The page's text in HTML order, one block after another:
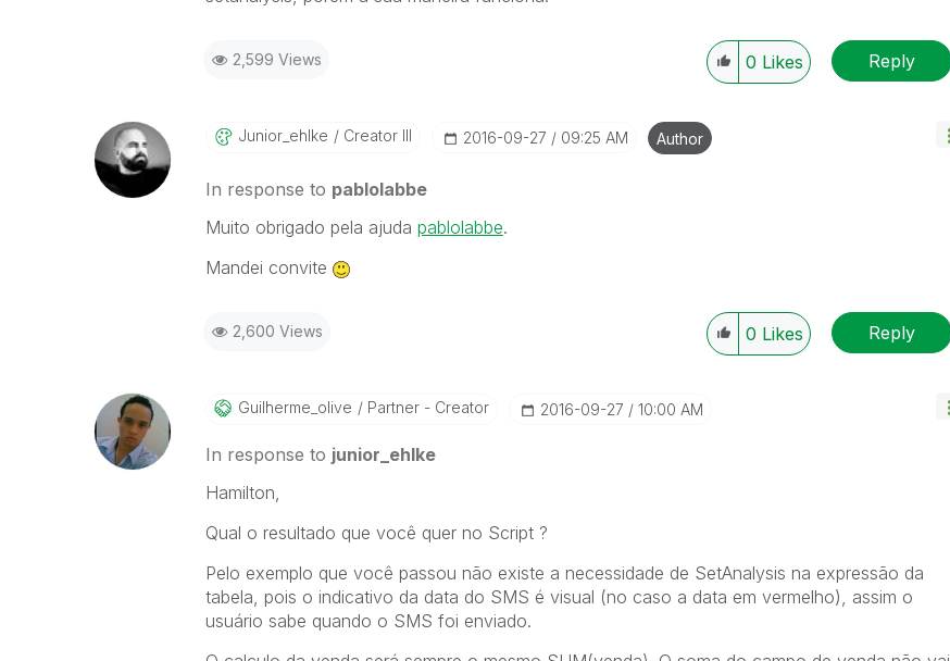
2,599 Views 0 Likes Reply
Junior_ehlke Creator III ‎2016-09-27 09:25 AM Author
In response to pablolabbe
Muito obrigado pela ajuda pablolabbe‌.
Mandei convite
2,600 Views 0 Likes Reply
Guilherme_olive Partner - Creator ‎2016-09-27 10:00 AM
In response to junior_ehlke
Hamilton,
Qual o resultado que você quer no Script ?
Pelo exemplo que você passou não existe a necessidade de SetAnalysis na expressão da
tabela, pois o indicativo da data do SMS é visual (no caso a data em vermelho), assim o
usuário sabe quando o SMS foi enviado.